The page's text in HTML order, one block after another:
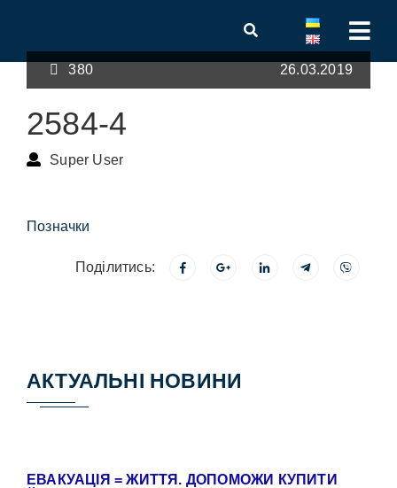
380 26.03.2019
2584-4
Super User
Позначки
Поділитись:
АКТУАЛЬНІ НОВИНИ
ЕВАКУАЦІЯ = ЖИТТЯ. ДОПОМОЖИ КУПИТИ